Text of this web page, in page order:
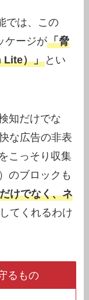
では、この
ケージが「脅
Lite）」 とい
知だけでな
な広告の非表
こっそり収集
のブロックも
けでなく、ネ
てくれるわけ
るもの